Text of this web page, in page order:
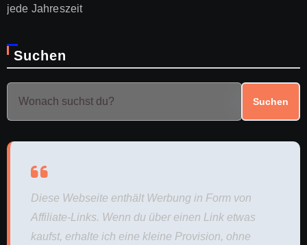
jede Jahreszeit
Suchen
Suchen
Diese Webseite enthält Werbung in Form von
Affiliate-Links. Wenn du über einen Link etwas
kaufst, erhalte ich eine kleine Provision, ohne